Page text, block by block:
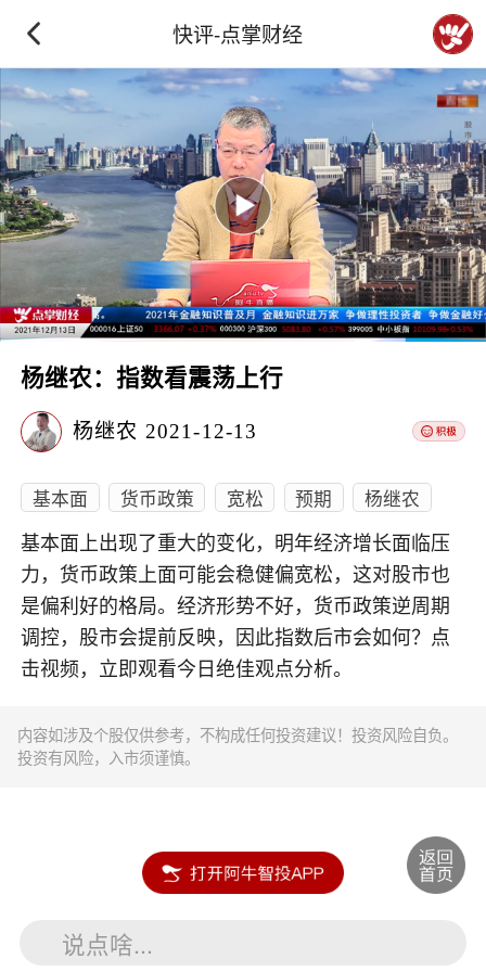
快评-点掌财经
杨继农：指数看震荡上行
杨继农 2021-12-13
基本面 货币政策 宽松 预期 杨继农
基本面上出现了重大的变化，明年经济增长面临压
力，货币政策上面可能会稳健偏宽松，这对股市也
是偏利好的格局。经济形势不好，货币政策逆周期
调控，股市会提前反映，因此指数后市会如何？点
击视频，立即观看今日绝佳观点分析。
内容如涉及个股仅供参考，不构成任何投资建议！投资风险自负。
投资有风险，入市须谨慎。
说点啥...